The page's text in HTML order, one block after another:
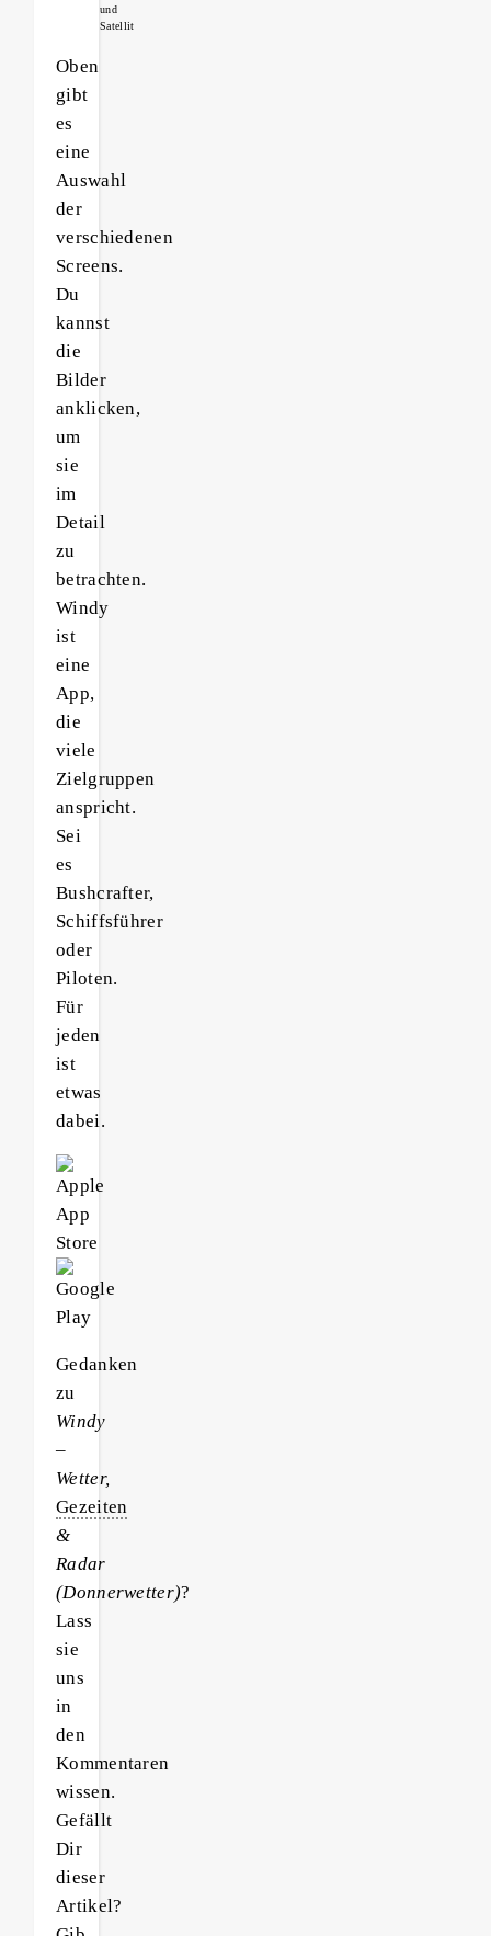
und
Satellit
Oben
gibt
es
eine
Auswahl
der
verschiedenen
Screens.
Du
kannst
die
Bilder
anklicken,
um
sie
im
Detail
zu
betrachten.
Windy
ist
eine
App,
die
viele
Zielgruppen
anspricht.
Sei
es
Bushcrafter,
Schiffsführer
oder
Piloten.
Für
jeden
ist
etwas
dabei.
Gedanken
zu
Windy
–
Wetter,
Gezeiten
&
Radar
(Donnerwetter)?
Lass
sie
uns
in
den
Kommentaren
wissen.
Gefällt
Dir
dieser
Artikel?